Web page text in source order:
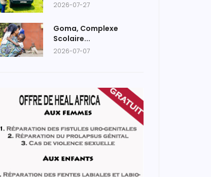
2026-07-27
Goma, Complexe
Scolaire...
2026-07-07